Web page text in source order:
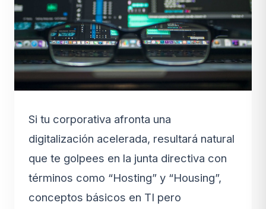
Si tu corporativa afronta una
digitalización acelerada, resultará natural
que te golpees en la junta directiva con
términos como “Hosting” y “Housing”,
conceptos básicos en TI pero